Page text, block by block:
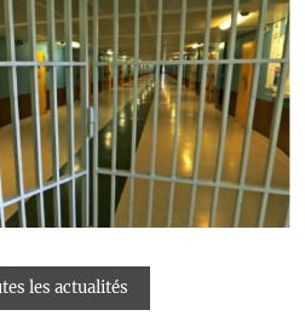
les actualités